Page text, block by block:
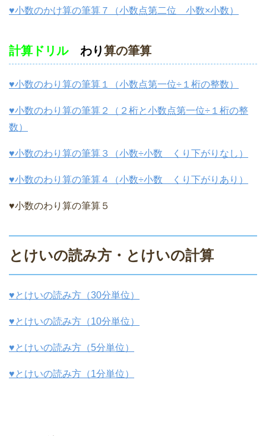
♥小数のかけ算の筆算７（小数点第二位 小数×小数）
計算ドリル わり算の筆算
♥小数のわり算の筆算１（小数点第一位÷１桁の整数）
♥小数のわり算の筆算２（２桁と小数点第一位÷１桁の整
数）
♥小数のわり算の筆算３（小数÷小数 くり下がりなし）
♥小数のわり算の筆算４（小数÷小数 くり下がりあり）
♥小数のわり算の筆算５
とけいの読み方・とけいの計算
♥とけいの読み方（30分単位）
♥とけいの読み方（10分単位）
♥とけいの読み方（5分単位）
♥とけいの読み方（1分単位）